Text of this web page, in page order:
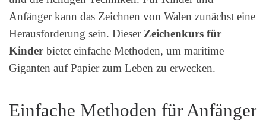
Anfänger kann das Zeichnen von Walen zunächst eine
Herausforderung sein. Dieser Zeichenkurs für
Kinder bietet einfache Methoden, um maritime
Giganten auf Papier zum Leben zu erwecken.
Einfache Methoden für Anfänger